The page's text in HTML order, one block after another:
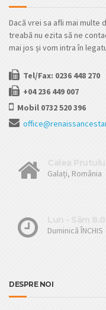
Dacă vrei sa afli mai multe
treabă nu ezita să ne
mai jos și vom intra în
Tel/Fax: 0236 448 270
+04 236 449 007
Mobil 0732 520 396
Galați, România
Duminică ÎNCHIS
DESPRE NOI